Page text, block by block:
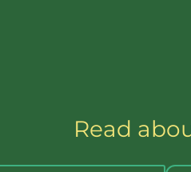
Read